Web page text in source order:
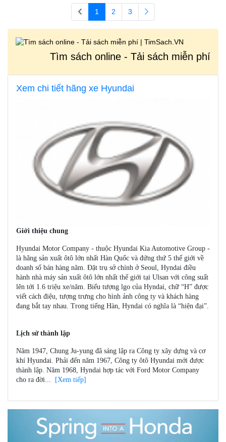
1 2 3
Tìm sách online - Tải sách miễn phí
Xem chi tiết hãng xe Hyundai
Giới thiệu chung
Hyundai Motor Company - thuộc Hyundai Kia Automotive Group -
là hãng sản xuất ôtô lớn nhất Hàn Quốc và đứng thứ 5 thế giới về
doanh số bán hàng năm. Đặt trụ sở chính ở Seoul, Hyndai điều
hành nhà máy sản xuất ôtô lớn nhất thế giới tại Ulsan với công suất
lên tới 1.6 triệu xe/năm. Biếu tượng lgo của Hyndai, chữ “H” được
viết cách điệu, tượng trưng cho hình ảnh công ty và khách hàng
đang bắt tay nhau. Trong tiếng Hàn, Hyndai có nghĩa là “hiện đại”.
Lịch sử thành lập
Năm 1947, Chung Ju-yung đã sáng lập ra Công ty xây dựng và cơ
khí Hyundai. Phải đến năm 1967, Công ty ôtô Hyundai mới được
thành lập. Năm 1968, Hyndai hợp tác với Ford Motor Company
cho ra đời...
[Xem tiếp]